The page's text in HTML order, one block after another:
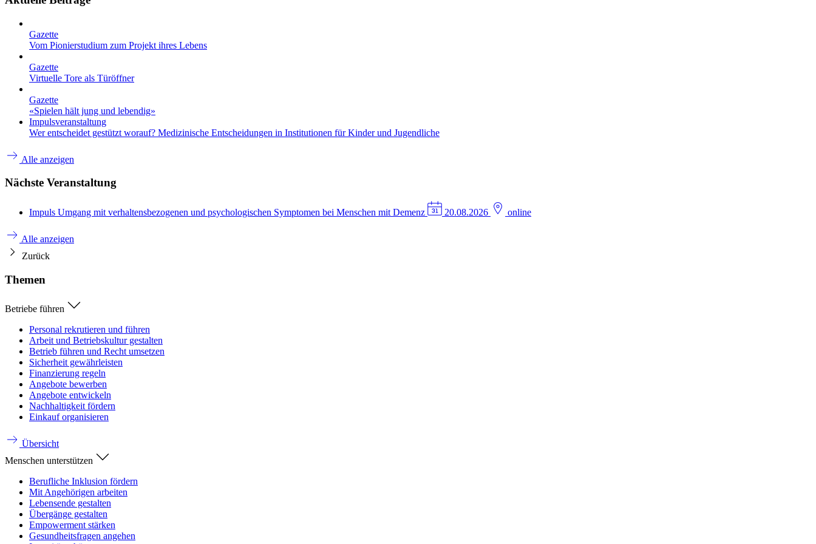
Gazette
Vom Pionierstudium zum Projekt ihres Lebens
Gazette
Virtuelle Tore als Türöffner
Gazette
«Spielen hält jung und lebendig»
Impulsveranstaltung
Wer entscheidet gestützt worauf? Medizinische Entscheidungen in Institutionen für Kinder und Jugendliche
Alle anzeigen
Nächste Veranstaltung
Impuls Umgang mit verhaltensbezogenen und psychologischen Symptomen bei Menschen mit Demenz 20.08.2026 online
Alle anzeigen
Zurück
Themen
Betriebe führen
Personal rekrutieren und führen
Arbeit und Betriebskultur gestalten
Betrieb führen und Recht umsetzen
Sicherheit gewährleisten
Finanzierung regeln
Angebote bewerben
Angebote entwickeln
Nachhaltigkeit fördern
Einkauf organisieren
Übersicht
Menschen unterstützen
Berufliche Inklusion fördern
Mit Angehörigen arbeiten
Lebensende gestalten
Übergänge gestalten
Empowerment stärken
Gesundheitsfragen angehen